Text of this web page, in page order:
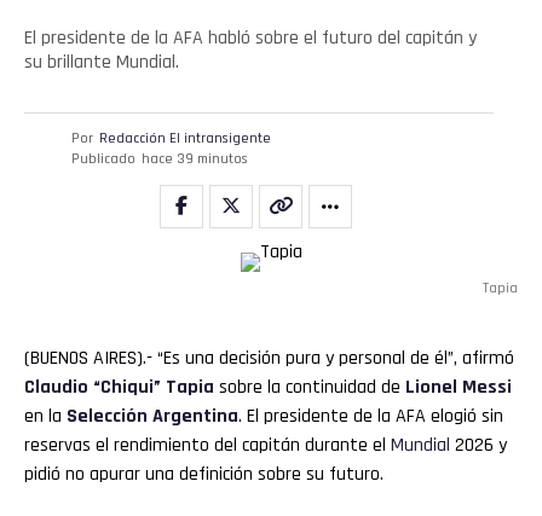
El presidente de la AFA habló sobre el futuro del capitán y
su brillante Mundial.
Por Redacción El intransigente
Publicado hace 39 minutos
Tapia
(BUENOS AIRES).- “Es una decisión pura y personal de él”, afirmó
Claudio “Chiqui” Tapia sobre la continuidad de Lionel Messi
en la Selección Argentina. El presidente de la AFA elogió sin
reservas el rendimiento del capitán durante el Mundial 2026 y
pidió no apurar una definición sobre su futuro.